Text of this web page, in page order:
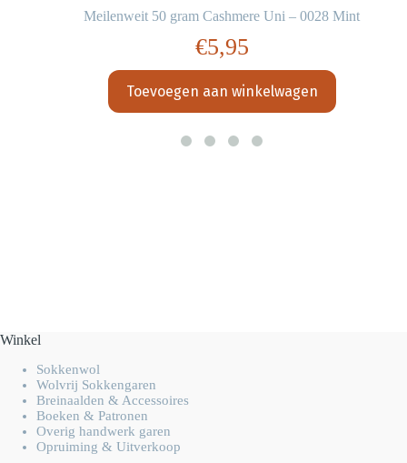
Meilenweit 50 gram Cashmere Uni – 0028 Mint
€5,95
Toevoegen aan winkelwagen
Winkel
Sokkenwol
Wolvrij Sokkengaren
Breinaalden & Accessoires
Boeken & Patronen
Overig handwerk garen
Opruiming & Uitverkoop